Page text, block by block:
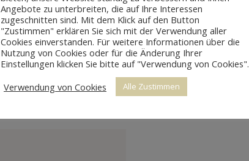
Angebote zu unterbreiten, die auf Ihre Interessen
zugeschnitten sind. Mit dem Klick auf den Button
"Zustimmen" erklären Sie sich mit der Verwendung aller
Cookies einverstanden. Für weitere Informationen über die
Nutzung von Cookies oder für die Änderung Ihrer
Einstellungen klicken Sie bitte auf "Verwendung von Cookies".
Verwendung von Cookies
Alle Zustimmen